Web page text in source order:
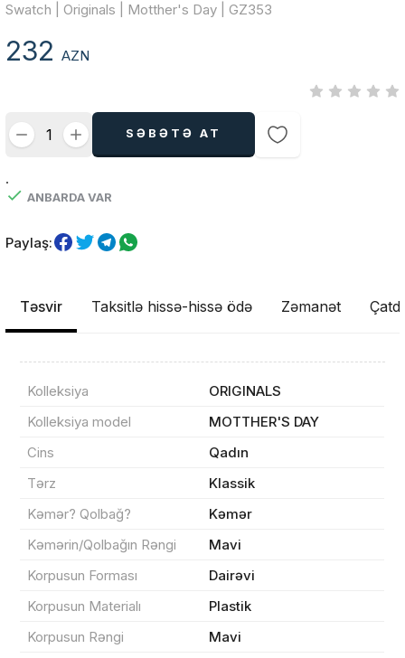
Swatch | Originals | Motther's Day | GZ353
232AZN
SƏBƏTƏ AT
.
ANBARDA VAR
Paylaş:
Təsvir Taksitlə hissə-hissə ödə Zəmanət
Kolleksiya
ORIGINALS
Kolleksiya model
MOTTHER'S DAY
Cins
Qadın
Tərz
Klassik
Kəmər? Qolbağ?
Kəmər
Kəmərin/Qolbağın Rəngi
Mavi
Korpusun Forması
Dairəvi
Korpusun Materialı
Plastik
Korpusun Rəngi
Mavi
Məhsul(lar) səbətə əlavə edildi
Sifarişin detalları
Məhsul toplam